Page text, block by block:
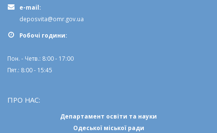
e-mail:
deposvita@omr.gov.ua
Робочi години:
Пон. - Четв.: 8:00 - 17:00
Пят.: 8:00 - 15:45
ПРО НАС:
Департамент освіти та науки
Одеської міської ради